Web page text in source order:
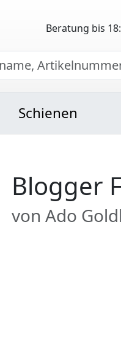
Beratung bis
Schienen
Blogger
von Ado